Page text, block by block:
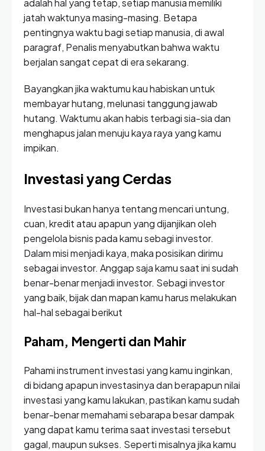
adalah hal yang tetap, setiap manusia memiliki
jatah waktunya masing-masing. Betapa
pentingnya waktu bagi setiap manusia, di awal
paragraf, Penalis menyabutkan bahwa waktu
berjalan sangat cepat di era sekarang.
Bayangkan jika waktumu kau habiskan untuk
membayar hutang, melunasi tanggung jawab
hutang. Waktumu akan habis terbagi sia-sia dan
menghapus jalan menuju kaya raya yang kamu
impikan.
Investasi yang Cerdas
Investasi bukan hanya tentang mencari untung,
cuan, kredit atau apapun yang dijanjikan oleh
pengelola bisnis pada kamu sebagi investor.
Dalam misi menjadi kaya, maka posisikan dirimu
sebagai investor. Anggap saja kamu saat ini sudah
benar-benar menjadi investor. Sebagi investor
yang baik, bijak dan mapan kamu harus melakukan
hal-hal sebagai berikut
Paham, Mengerti dan Mahir
Pahami instrument investasi yang kamu inginkan,
di bidang apapun investasinya dan berapapun nilai
investasi yang kamu lakukan, pastikan kamu sudah
benar-benar memahami sebarapa besar dampak
yang dapat kamu terima saat investasi tersebut
gagal, maupun sukses. Seperti misalnya jika kamu